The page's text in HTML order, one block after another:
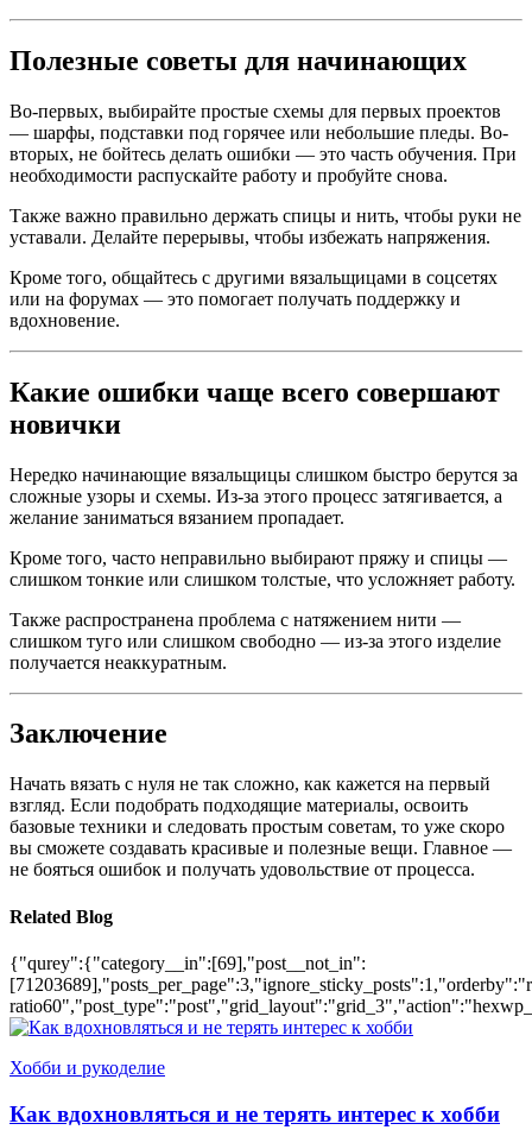
Полезные советы для начинающих
Во-первых, выбирайте простые схемы для первых проектов
— шарфы, подставки под горячее или небольшие пледы. Во-
вторых, не бойтесь делать ошибки — это часть обучения. При
необходимости распускайте работу и пробуйте снова.
Также важно правильно держать спицы и нить, чтобы руки не
уставали. Делайте перерывы, чтобы избежать напряжения.
Кроме того, общайтесь с другими вязальщицами в соцсетях
или на форумах — это помогает получать поддержку и
вдохновение.
Какие ошибки чаще всего совершают
новички
Нередко начинающие вязальщицы слишком быстро берутся за
сложные узоры и схемы. Из-за этого процесс затягивается, а
желание заниматься вязанием пропадает.
Кроме того, часто неправильно выбирают пряжу и спицы —
слишком тонкие или слишком толстые, что усложняет работу.
Также распространена проблема с натяжением нити —
слишком туго или слишком свободно — из-за этого изделие
получается неаккуратным.
Заключение
Начать вязать с нуля не так сложно, как кажется на первый
взгляд. Если подобрать подходящие материалы, освоить
базовые техники и следовать простым советам, то уже скоро
вы сможете создавать красивые и полезные вещи. Главное —
не бояться ошибок и получать удовольствие от процесса.
Related Blog
{"qurey":{"category__in":[69],"post__not_in":
Хобби и рукоделие
Как вдохновляться и не терять интерес к хобби